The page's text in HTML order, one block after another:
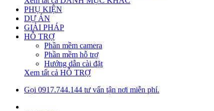
PHỤ KIỆN
DỰ ÁN
GIẢI PHÁP
HỖ TRỢ
Phần mềm camera
Phần mềm hỗ trợ
Hướng dẫn cài đặt
Xem tất cả HỖ TRỢ
Gọi 0917.744.144 tư vấn tận nơi miễn phí.